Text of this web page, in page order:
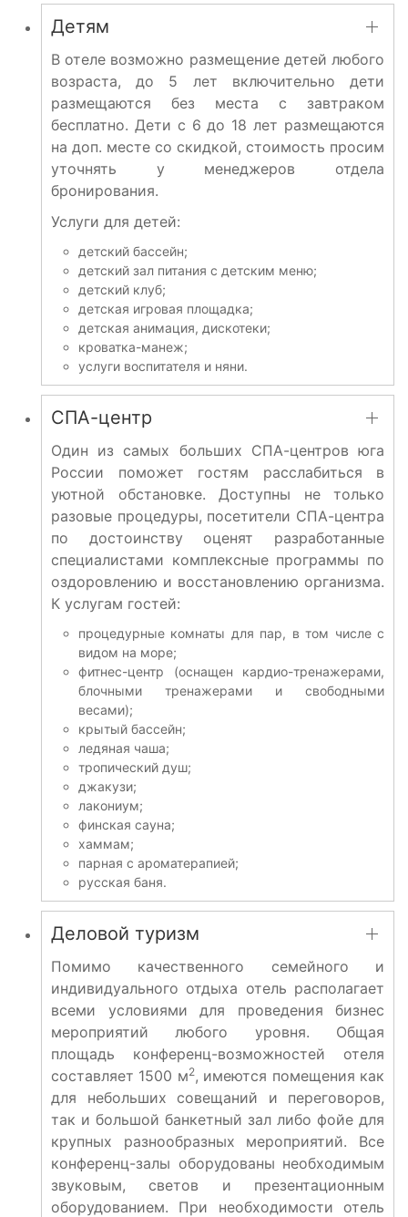
Детям
В отеле возможно размещение детей любого
возраста, до 5 лет включительно дети
размещаются без места с завтраком
бесплатно. Дети с 6 до 18 лет размещаются
на доп. месте со скидкой, стоимость просим
уточнять у менеджеров отдела
бронирования.
Услуги для детей:
детский бассейн;
детский зал питания с детским меню;
детский клуб;
детская игровая площадка;
детская анимация, дискотеки;
кроватка-манеж;
услуги воспитателя и няни.
СПА-центр
Один из самых больших СПА-центров юга
России поможет гостям расслабиться в
уютной обстановке. Доступны не только
разовые процедуры, посетители СПА-центра
по достоинству оценят разработанные
специалистами комплексные программы по
оздоровлению и восстановлению организма.
К услугам гостей:
процедурные комнаты для пар, в том числе с
видом на море;
фитнес-центр (оснащен кардио-тренажерами,
блочными тренажерами и свободными
весами);
крытый бассейн;
ледяная чаша;
тропический душ;
джакузи;
лакониум;
финская сауна;
хаммам;
парная с ароматерапией;
русская баня.
Деловой туризм
Помимо качественного семейного и
индивидуального отдыха отель располагает
всеми условиями для проведения бизнес
мероприятий любого уровня. Общая
площадь конференц-возможностей отеля
составляет 1500 м2, имеются помещения как
для небольших совещаний и переговоров,
так и большой банкетный зал либо фойе для
крупных разнообразных мероприятий. Все
конференц-залы оборудованы необходимым
звуковым, светов и презентационным
оборудованием. При необходимости отель